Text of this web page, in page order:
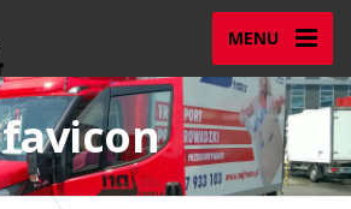
MENU
favicon